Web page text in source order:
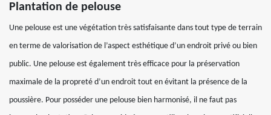
Plantation de pelouse
Une pelouse est une végétation très satisfaisante dans tout type de terrain
en terme de valorisation de l’aspect esthétique d’un endroit privé ou bien
public. Une pelouse est également très efficace pour la préservation
maximale de la propreté d’un endroit tout en évitant la présence de la
poussière. Pour posséder une pelouse bien harmonisé, il ne faut pas